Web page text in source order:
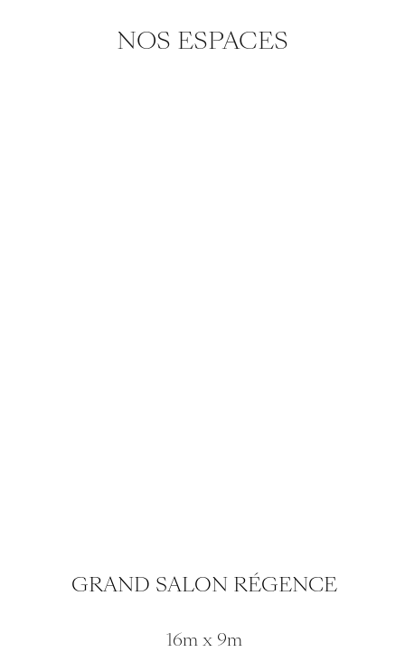
NOS ESPACES
GRAND SALON RÉGENCE
16m x 9m